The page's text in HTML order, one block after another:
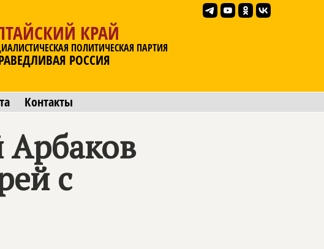
КРАЙ
ПОЛИТИЧЕСКАЯ ПАРТИЯ
РОССИЯ
Контакты
с